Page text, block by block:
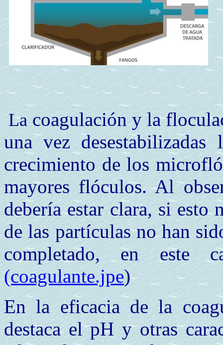
La coagulación y la
una vez
crecimiento de los
mayores flóculos. Al
debería estar clara, si esto
de las partículas no han
completado, en este
(coagulante.jpe)
En la eficacia de la
destaca el pH y otras